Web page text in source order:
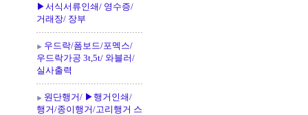
▶서식서류인쇄/ 영수증/
거래장/ 장부
우드락/폼보드/포멕스/
우드락가공 3t,5t/ 와블러/
실사출력
원단행거/ ▶행거인쇄/
행거/종이행거/고리행거 스